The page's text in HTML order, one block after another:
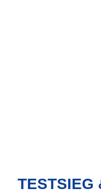
TESTSIEG